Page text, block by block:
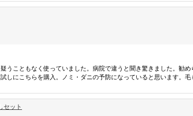
うこともなく使っていました。病院で違うと聞き驚きました。勧
しにこちらを購入。ノミ・ダニの予防になっていると思います。
セット